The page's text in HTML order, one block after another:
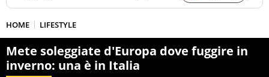
HOME LIFESTYLE
Mete soleggiate d'Europa dove fuggire in
inverno: una è in Italia